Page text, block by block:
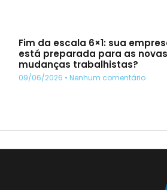
Fim da escala 6×1: sua
está preparada para as
mudanças trabalhistas?
09/06/2026 Nenhum comentário